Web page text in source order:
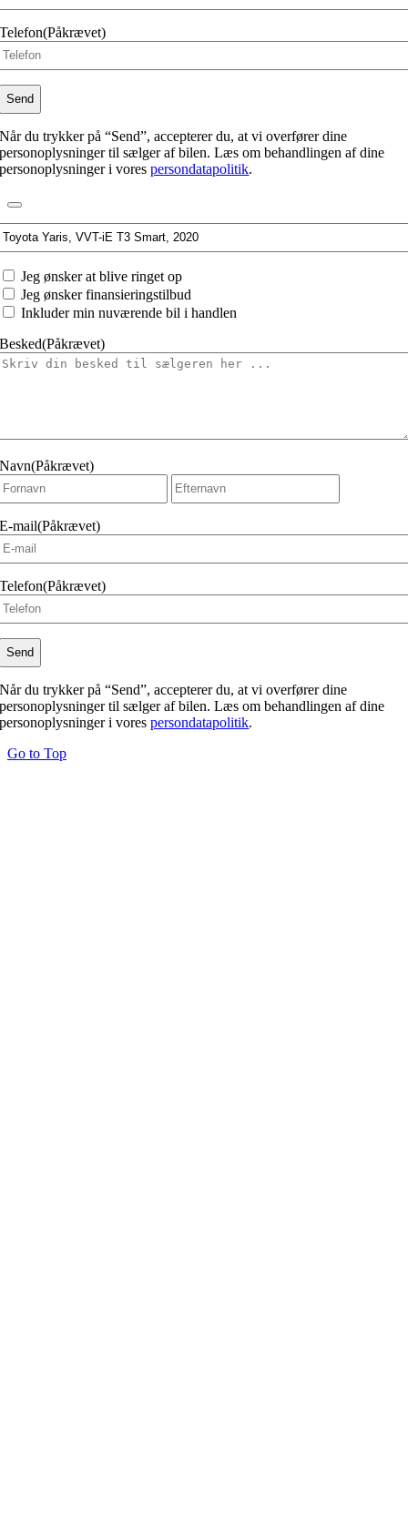
Telefon(Påkrævet)
Når du trykker på “Send”, accepterer du, at vi overfører dine
personoplysninger til sælger af bilen. Læs om behandlingen af dine
personoplysninger i vorespersondatapolitik.
Jeg ønsker at blive ringet op
Jeg ønsker finansieringstilbud
Inkluder min nuværende bil i handlen
Besked(Påkrævet)
Navn(Påkrævet)
Fornavn
E-mail(Påkrævet)
Telefon(Påkrævet)
Når du trykker på “Send”, accepterer du, at vi overfører dine
personoplysninger til sælger af bilen. Læs om behandlingen af dine
personoplysninger i vorespersondatapolitik.
Go to Top